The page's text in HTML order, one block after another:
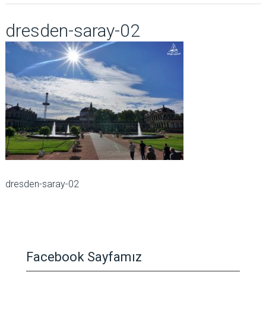
dresden-saray-02
dresden-saray-02
Facebook Sayfamız